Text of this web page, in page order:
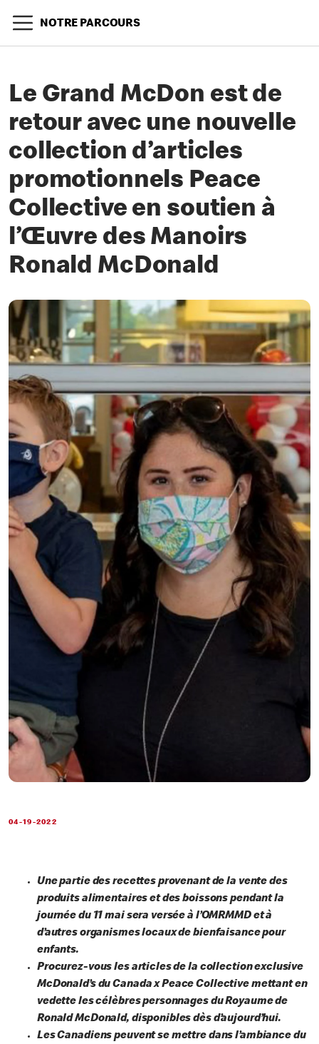
NOTRE PARCOURS
Le Grand McDon est de
retour avec une nouvelle
collection d’articles
promotionnels Peace
Collective en soutien à
l’Œuvre des Manoirs
Ronald McDonald
04-19-2022
Une partie des recettes provenant de la vente des
produits alimentaires et des boissons pendant la
journée du 11 mai sera versée à l’OMRMMD et à
d’autres organismes locaux de bienfaisance pour
enfants.
Procurez-vous les articles de la collection exclusive
McDonald’s du Canada x Peace Collective mettant en
vedette les célèbres personnages du Royaume de
Ronald McDonald, disponibles dès d’aujourd’hui.
Les Canadiens peuvent se mettre dans l’ambiance du